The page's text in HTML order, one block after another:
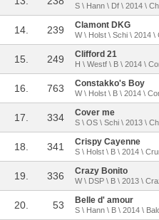
S \ Hann \ Df \ 2014 \
14. 239 Clamont DKG
W \ Holst \ Schi \ 2014 \
15. 249 Clifford 21
H \ Westf \ B \ 2014 \
16. 763 Constakko's Boy
W \ Holst \ B \ 2014 \
17. 334 Cover me
S \ OS \ Schi \ 2013 \
18. 341 Crispy Cayenne
S \ Holst \ B \ 2014 \
19. 336 Crazy Bonito
W \ DSP \ B \ 2013 \
20. 53 Belle d' amour
S \ Hann \ B \ 2014 \